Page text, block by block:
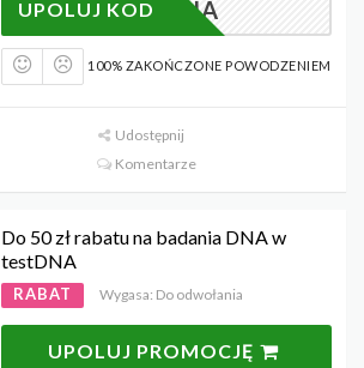
WIOSNA
UPOLUJ KOD
100% ZAKOŃCZONE POWODZENIEM
Udostępnij
Komentarze
Do 50 zł rabatu na badania DNA w
testDNA
RABAT Wygasa: Do odwołania
UPOLUJ PROMOCJĘ